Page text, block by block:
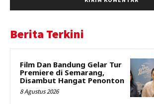
Berita Terkini
Film Dan Bandung Gelar Tur
Premiere di Semarang,
Disambut Hangat Penonton
8 Agustus 2026